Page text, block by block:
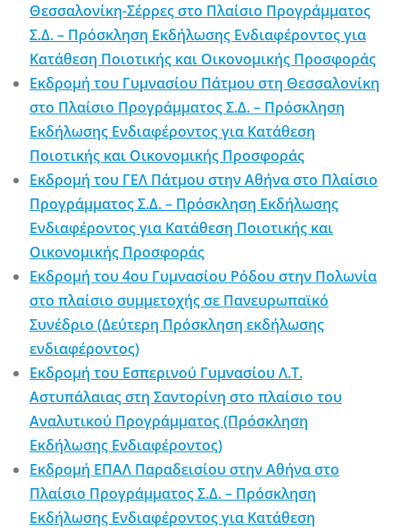
Θεσσαλονίκη-Σέρρες στο Πλαίσιο Προγράμματος
Σ.Δ. – Πρόσκληση Εκδήλωσης Ενδιαφέροντος για
Κατάθεση Ποιοτικής και Οικονομικής Προσφοράς
Εκδρομή του Γυμνασίου Πάτμου στη Θεσσαλονίκη
στο Πλαίσιο Προγράμματος Σ.Δ. – Πρόσκληση
Εκδήλωσης Ενδιαφέροντος για Κατάθεση
Ποιοτικής και Οικονομικής Προσφοράς
Εκδρομή του ΓΕΛ Πάτμου στην Αθήνα στο Πλαίσιο
Προγράμματος Σ.Δ. – Πρόσκληση Εκδήλωσης
Ενδιαφέροντος για Κατάθεση Ποιοτικής και
Οικονομικής Προσφοράς
Εκδρομή του 4ου Γυμνασίου Ρόδου στην Πολωνία
στο πλαίσιο συμμετοχής σε Πανευρωπαϊκό
Συνέδριο (Δεύτερη Πρόσκληση εκδήλωσης
ενδιαφέροντος)
Εκδρομή του Εσπερινού Γυμνασίου Λ.Τ.
Αστυπάλαιας στη Σαντορίνη στο πλαίσιο του
Αναλυτικού Προγράμματος (Πρόσκληση
Εκδήλωσης Ενδιαφέροντος)
Εκδρομή ΕΠΑΛ Παραδεισίου στην Αθήνα στο
Πλαίσιο Προγράμματος Σ.Δ. – Πρόσκληση
Εκδήλωσης Ενδιαφέροντος για Κατάθεση